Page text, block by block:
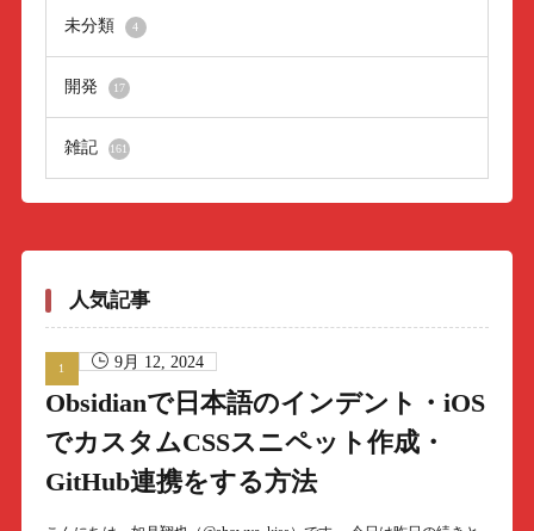
未分類 4
開発 17
雑記 161
人気記事
9月 12, 2024
Obsidianで日本語のインデント・iOS
でカスタムCSSスニペット作成・
GitHub連携をする方法